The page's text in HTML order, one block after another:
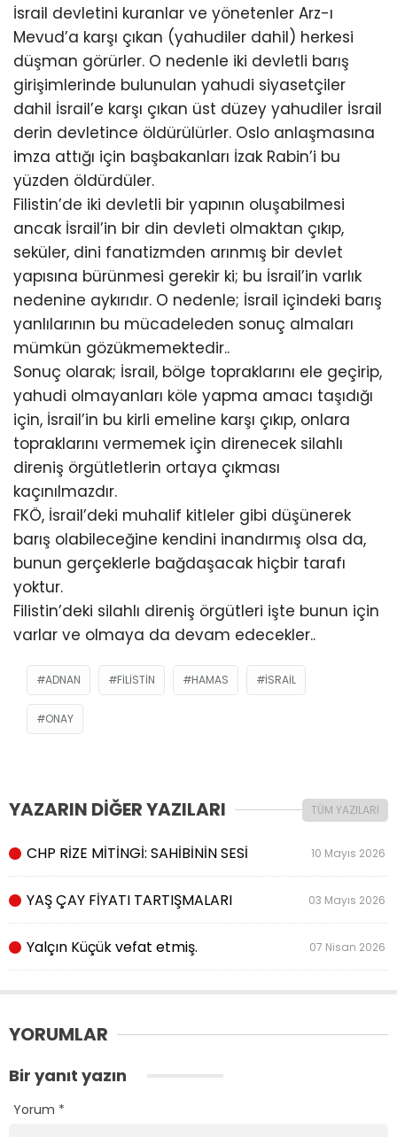
İsrail devletini kuranlar ve yönetenler Arz-ı
Mevud’a karşı çıkan (yahudiler dahil) herkesi
düşman görürler. O nedenle iki devletli barış
girişimlerinde bulunulan yahudi siyasetçiler
dahil İsrail’e karşı çıkan üst düzey yahudiler İsrail
derin devletince öldürülürler. Oslo anlaşmasına
imza attığı için başbakanları İzak Rabin’i bu
yüzden öldürdüler.
Filistin’de iki devletli bir yapının oluşabilmesi
ancak İsrail’in bir din devleti olmaktan çıkıp,
seküler, dini fanatizmden arınmış bir devlet
yapısına bürünmesi gerekir ki; bu İsrail’in varlık
nedenine aykırıdır. O nedenle; İsrail içindeki barış
yanlılarının bu mücadeleden sonuç almaları
mümkün gözükmemektedir..
Sonuç olarak; İsrail, bölge topraklarını ele geçirip,
yahudi olmayanları köle yapma amacı taşıdığı
için, İsrail’in bu kirli emeline karşı çıkıp, onlara
topraklarını vermemek için direnecek silahlı
direniş örgütletlerin ortaya çıkması
kaçınılmazdır.
FKÖ, İsrail’deki muhalif kitleler gibi düşünerek
barış olabileceğine kendini inandırmış olsa da,
bunun gerçeklerle bağdaşacak hiçbir tarafı
yoktur.
Filistin’deki silahlı direniş örgütleri işte bunun için
varlar ve olmaya da devam edecekler..
ADNAN FILISTIN HAMAS ISRAIL
ONAY
YAZARIN DİĞER YAZILARI TÜM YAZILARI
CHP RİZE MİTİNGİ: SAHİBİNİN SESİ 10 Mayıs 2026
YAŞ ÇAY FİYATI TARTIŞMALARI 03 Mayıs 2026
Yalçın Küçük vefat etmiş. 07 Nisan 2026
YORUMLAR
Bir yanıt yazın
Yorum *